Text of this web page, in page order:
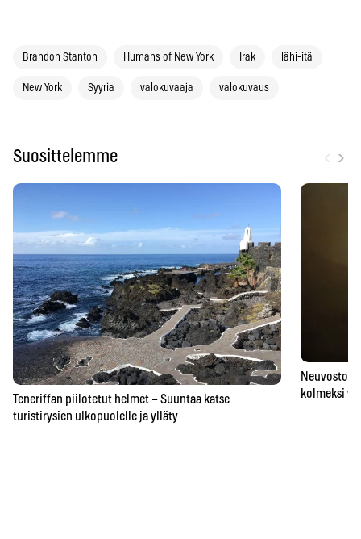
Brandon Stanton Humans of New York Irak lähi-itä
New York Syyria valokuvaaja valokuvaus
Suosittelemme ›
Teneriffan piilotetut helmet – Suuntaa katse
turistirysien ulkopuolelle ja ylläty
kolmeksi